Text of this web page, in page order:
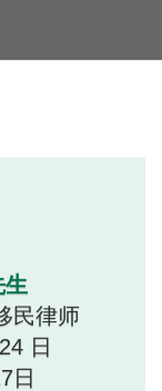
生
民律师
日
日